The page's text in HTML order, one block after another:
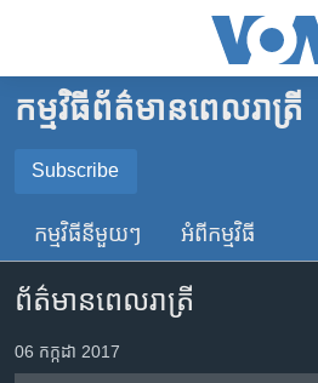
គេហទំព័រ​
ទាក់ទង
រំលង​
ទំព័រ​
ព័ត៌មាន​​
តែ​
ម្តង
កម្ពុជា
អន្តរជាតិ
ចិន
ហេឡូវីអូអេ
កម្ពុជាច្នៃប្រតិដ្ឋ
កម្មវិធី​ព័ត៌មាន​ពេលរាត្រី
Subscribe
SUBSCRIBE
YouTube Music
កម្មវិធី​នីមួយៗ អំពី​កម្មវិធី​
ព័ត៌មានពេលរាត្រី
06 កក្កដា 2017